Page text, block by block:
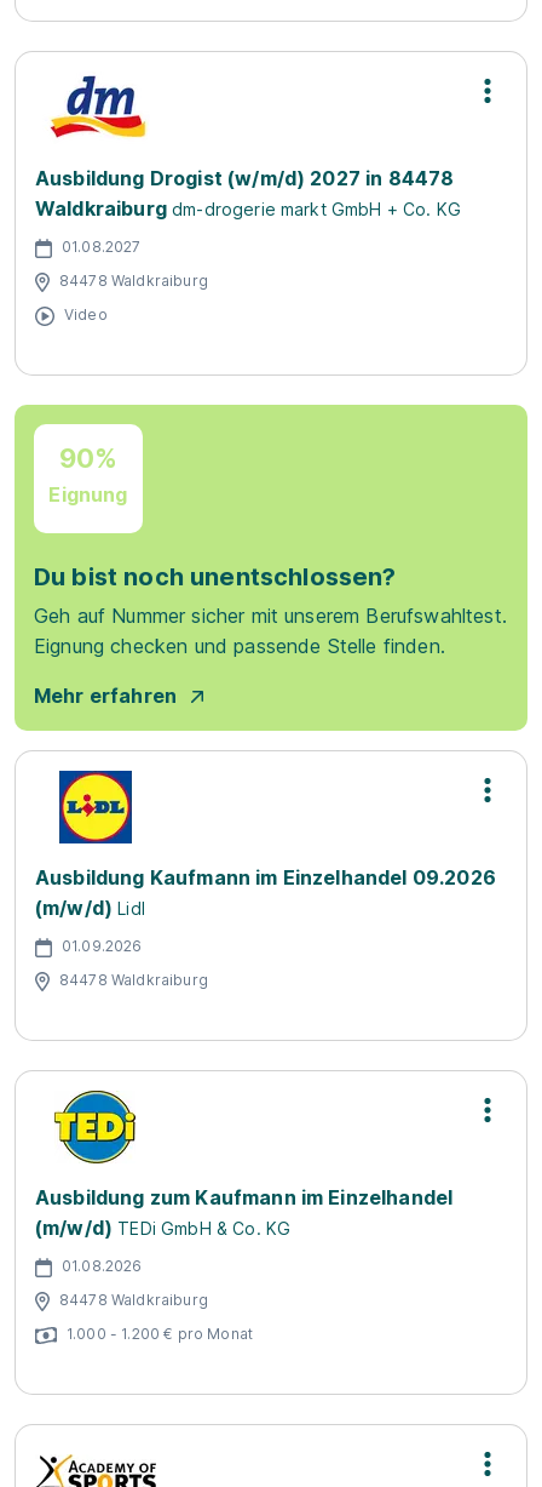
Ausbildung Drogist (w/m/d) 2027 in 84478
Waldkraiburg dm-drogerie markt GmbH + Co. KG
01.08.2027
84478 Waldkraiburg
Video
90%
Eignung
Du bist noch unentschlossen?
Geh auf Nummer sicher mit unserem Berufswahltest.
Eignung checken und passende Stelle finden.
Mehr erfahren
Ausbildung Kaufmann im Einzelhandel 09.2026
(m/w/d) Lidl
01.09.2026
84478 Waldkraiburg
Ausbildung zum Kaufmann im Einzelhandel
(m/w/d) TEDi GmbH & Co. KG
01.08.2026
84478 Waldkraiburg
1.000 - 1.200 € pro Monat